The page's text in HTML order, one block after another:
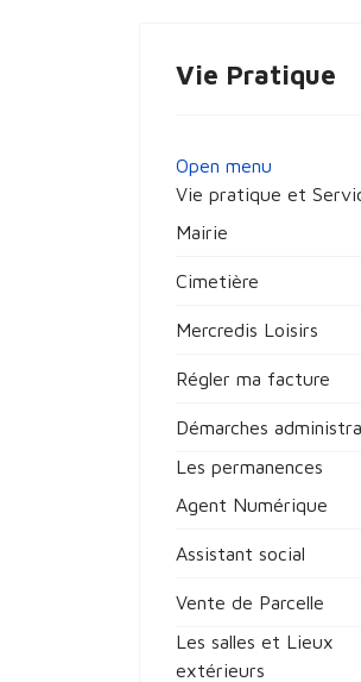
Vie Pratique
Open menu
Vie pratique et
Mairie
Cimetière
Mercredis Loisirs
Régler ma facture
Démarches
Les permanences
Agent Numérique
Assistant social
Vente de Parcelle
Les salles et Lieux
extérieurs